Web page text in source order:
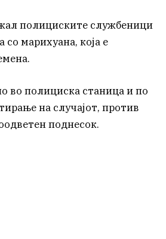
полициските службеници
со марихуана, која е
во полициска станица и по
на случајот, против
поднесок.